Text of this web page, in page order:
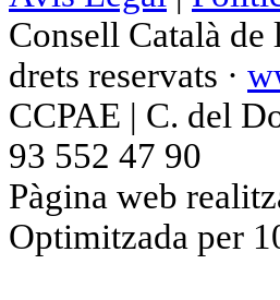
Consell Català
drets reservats ·
CCPAE | C. del
93 552 47 90
Pàgina web
Optimitzada per